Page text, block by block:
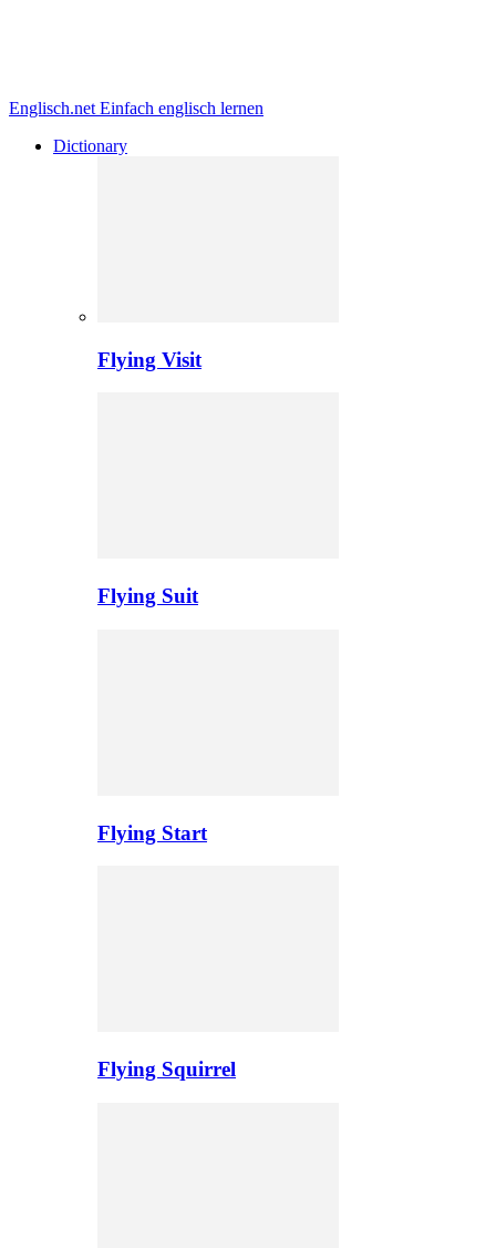
Englisch.net Einfach englisch lernen
Dictionary
Flying Visit
Flying Suit
Flying Start
Flying Squirrel